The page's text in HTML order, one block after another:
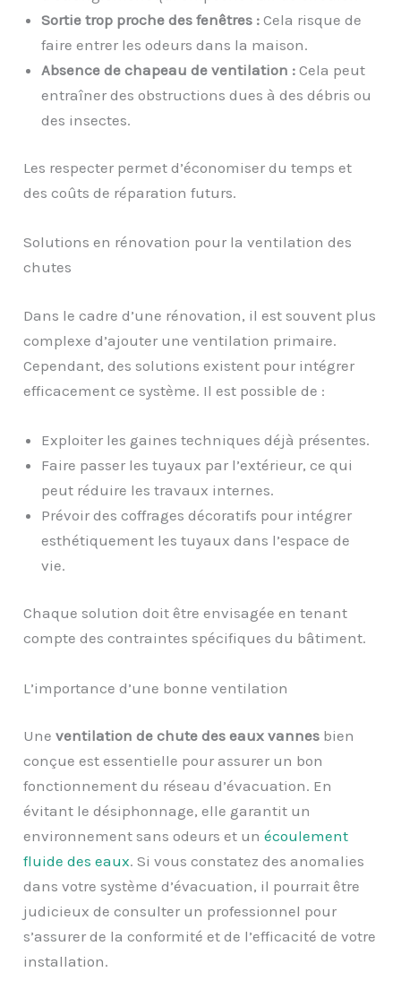
Sortie trop proche des fenêtres : Cela risque de
faire entrer les odeurs dans la maison.
Absence de chapeau de ventilation : Cela peut
entraîner des obstructions dues à des débris ou
des insectes.
Les respecter permet d’économiser du temps et
des coûts de réparation futurs.
Solutions en rénovation pour la ventilation des
chutes
Dans le cadre d’une rénovation, il est souvent plus
complexe d’ajouter une ventilation primaire.
Cependant, des solutions existent pour intégrer
efficacement ce système. Il est possible de :
Exploiter les gaines techniques déjà présentes.
Faire passer les tuyaux par l’extérieur, ce qui
peut réduire les travaux internes.
Prévoir des coffrages décoratifs pour intégrer
esthétiquement les tuyaux dans l’espace de
vie.
Chaque solution doit être envisagée en tenant
compte des contraintes spécifiques du bâtiment.
L’importance d’une bonne ventilation
Uneventilation de chute des eaux vannes bien
conçue est essentielle pour assurer un bon
fonctionnement du réseau d’évacuation. En
évitant le désiphonnage, elle garantit un
environnement sans odeurs et unécoulement
fluide des eaux. Si vous constatez des anomalies
dans votre système d’évacuation, il pourrait être
judicieux de consulter un professionnel pour
s’assurer de la conformité et de l’efficacité de votre
installation.